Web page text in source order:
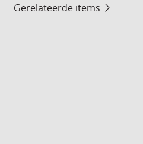
Gerelateerde items